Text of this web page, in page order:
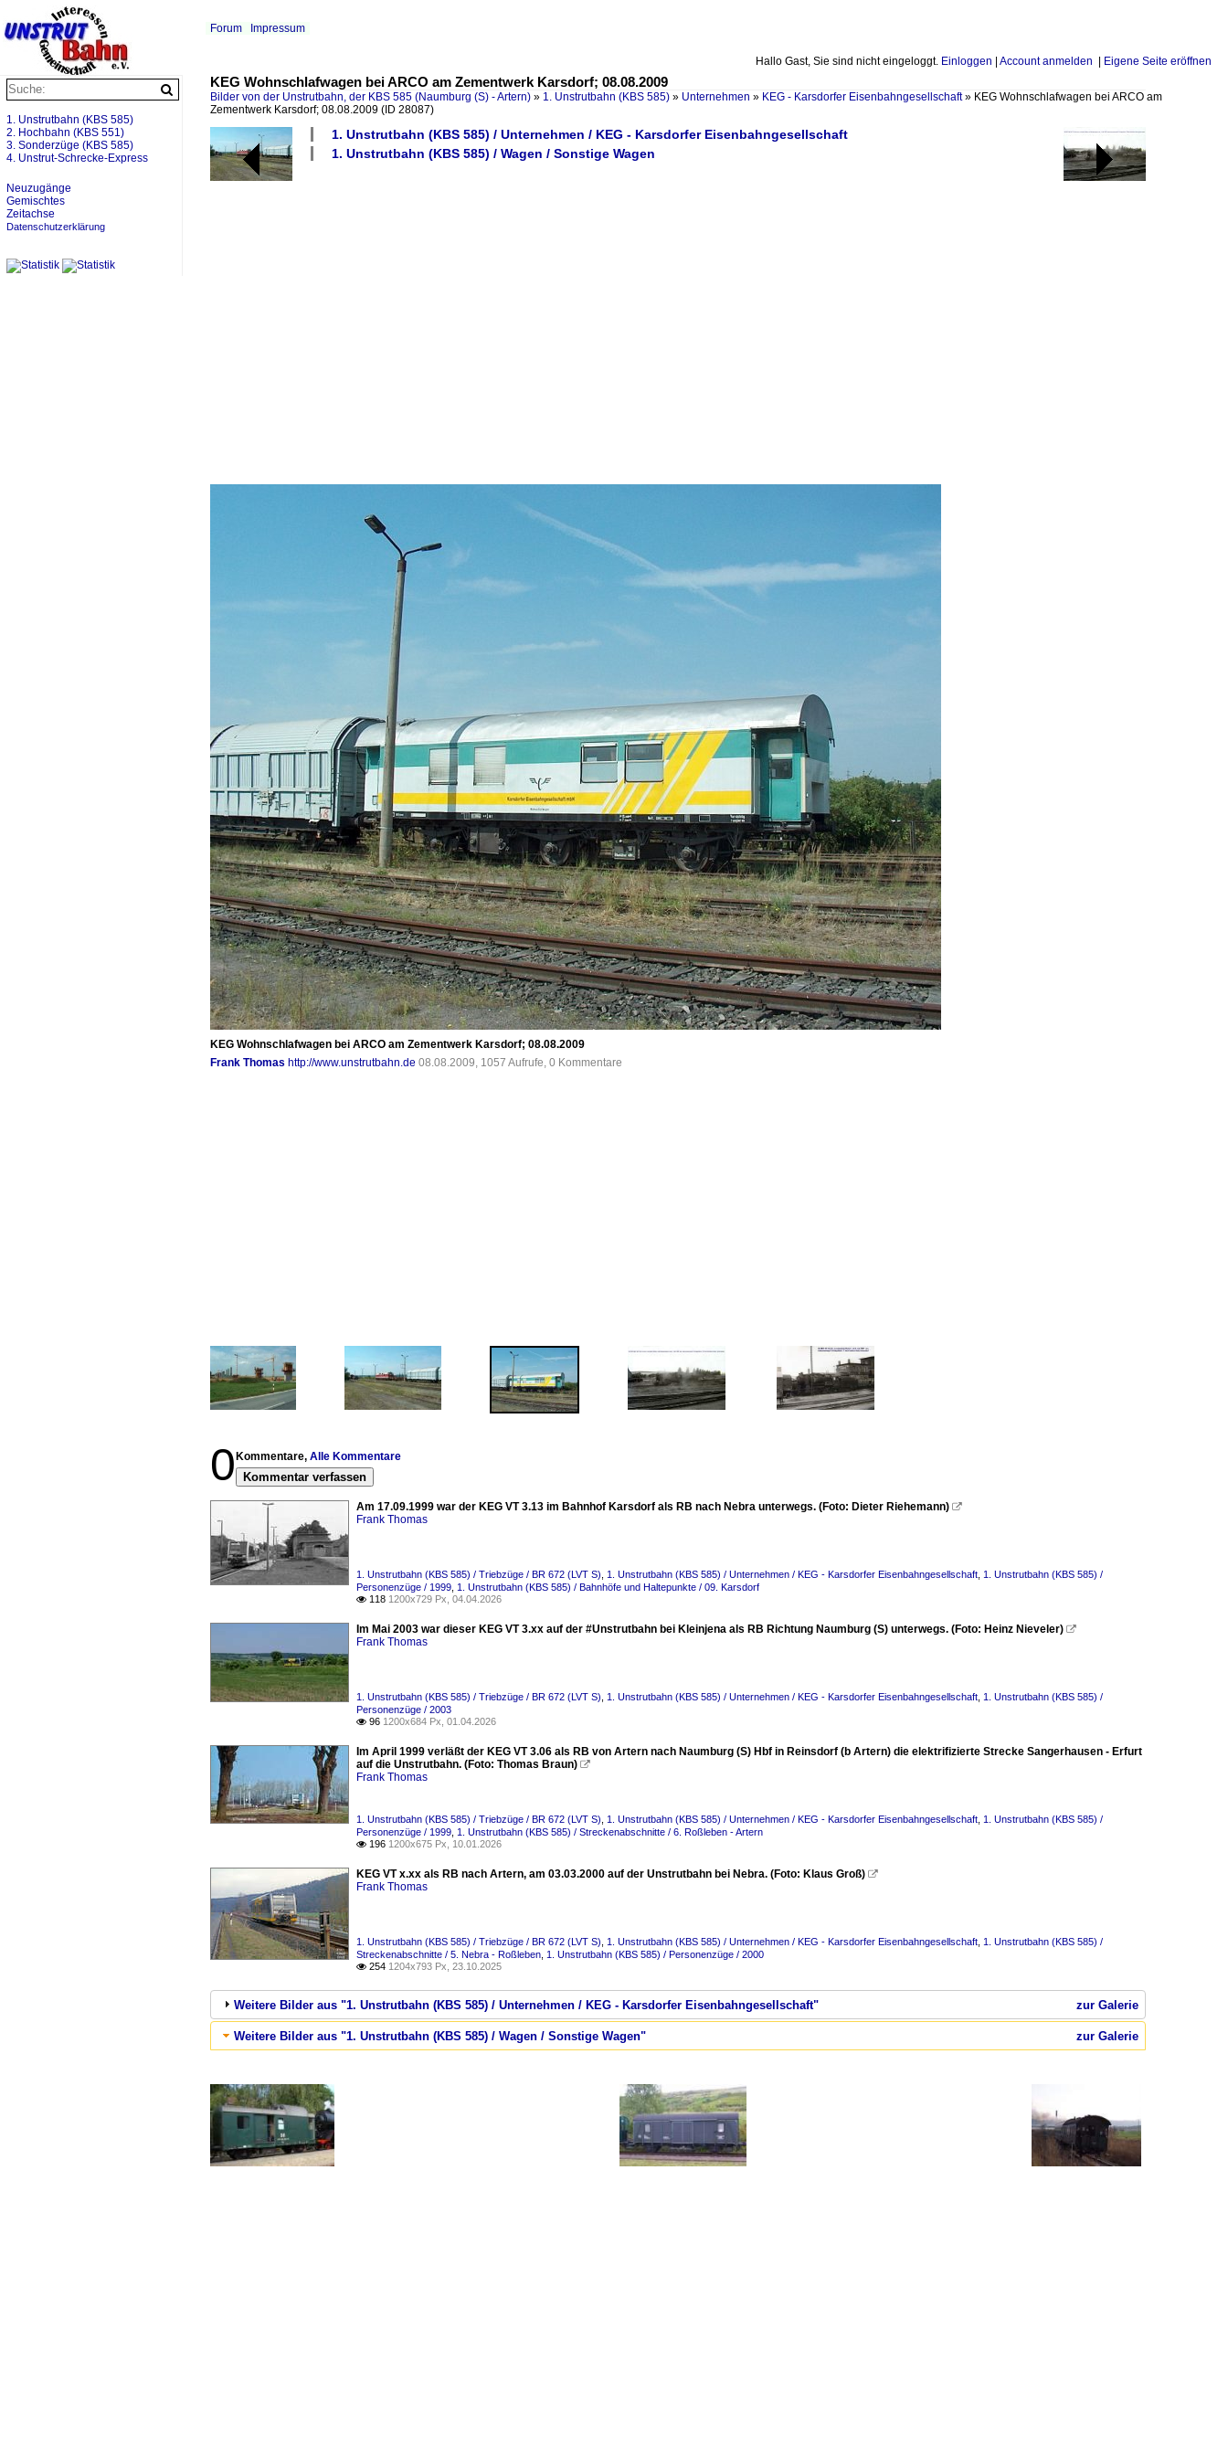
Hallo Gast, Sie sind nicht eingeloggt. Einloggen Account anmelden Eigene Seite eröffnen
Forum Impressum
KEG Wohnschlafwagen bei ARCO am Zementwerk Karsdorf; 08.08.2009
Bilder von der Unstrutbahn, der KBS 585 (Naumburg (S) - Artern) » 1. Unstrutbahn (KBS 585) » Unternehmen » KEG - Karsdorfer Eisenbahngesellschaft» KEG Wohnschlafwagen bei ARCO am
Zementwerk Karsdorf; 08.08.2009 (ID 28087)
1. Unstrutbahn (KBS 585) / Unternehmen / KEG - Karsdorfer Eisenbahngesellschaft
1. Unstrutbahn (KBS 585) / Wagen / Sonstige Wagen
KEG Wohnschlafwagen bei ARCO am Zementwerk Karsdorf; 08.08.2009
Frank Thomas http://www.unstrutbahn.de 08.08.2009, 1057 Aufrufe, 0 Kommentare
0 Kommentare, Alle Kommentare
Kommentar verfassen
Am 17.09.1999 war der KEG VT 3.13 im Bahnhof Karsdorf als RB nach Nebra unterwegs. (Foto: Dieter Riehemann) 
Frank Thomas
1. Unstrutbahn (KBS 585) / Triebzüge / BR 672 (LVT S) 1. Unstrutbahn (KBS 585) / Unternehmen / KEG - Karsdorfer Eisenbahngesellschaft 1. Unstrutbahn (KBS 585) /
Personenzüge / 1999 1. Unstrutbahn (KBS 585) / Bahnhöfe und Haltepunkte / 09. Karsdorf
 118 1200x729 Px, 04.04.2026
Im Mai 2003 war dieser KEG VT 3.xx auf der #Unstrutbahn bei Kleinjena als RB Richtung Naumburg (S) unterwegs. (Foto: Heinz Nieveler) 
Frank Thomas
1. Unstrutbahn (KBS 585) / Triebzüge / BR 672 (LVT S) 1. Unstrutbahn (KBS 585) / Unternehmen / KEG - Karsdorfer Eisenbahngesellschaft 1. Unstrutbahn (KBS 585) /
Personenzüge / 2003
 96 1200x684 Px, 01.04.2026
Im April 1999 verläßt der KEG VT 3.06 als RB von Artern nach Naumburg (S) Hbf in Reinsdorf (b Artern) die elektrifizierte Strecke Sangerhausen - Erfurt
auf die Unstrutbahn. (Foto: Thomas Braun) 
Frank Thomas
1. Unstrutbahn (KBS 585) / Triebzüge / BR 672 (LVT S) 1. Unstrutbahn (KBS 585) / Unternehmen / KEG - Karsdorfer Eisenbahngesellschaft 1. Unstrutbahn (KBS 585) /
Personenzüge / 1999 1. Unstrutbahn (KBS 585) / Streckenabschnitte / 6. Roßleben - Artern
 196 1200x675 Px, 10.01.2026
KEG VT x.xx als RB nach Artern, am 03.03.2000 auf der Unstrutbahn bei Nebra. (Foto: Klaus Groß) 
Frank Thomas
1. Unstrutbahn (KBS 585) / Triebzüge / BR 672 (LVT S) 1. Unstrutbahn (KBS 585) / Unternehmen / KEG - Karsdorfer Eisenbahngesellschaft 1. Unstrutbahn (KBS 585) /
Streckenabschnitte / 5. Nebra - Roßleben 1. Unstrutbahn (KBS 585) / Personenzüge / 2000
 254 1204x793 Px, 23.10.2025
zur Galerie
Weitere Bilder aus "1. Unstrutbahn (KBS 585) / Unternehmen / KEG - Karsdorfer Eisenbahngesellschaft"
zur Galerie
Weitere Bilder aus "1. Unstrutbahn (KBS 585) / Wagen / Sonstige Wagen"
1. Unstrutbahn (KBS 585)
2. Hochbahn (KBS 551)
3. Sonderzüge (KBS 585)
4. Unstrut-Schrecke-Express
Neuzugänge
Gemischtes
Zeitachse
Datenschutzerklärung